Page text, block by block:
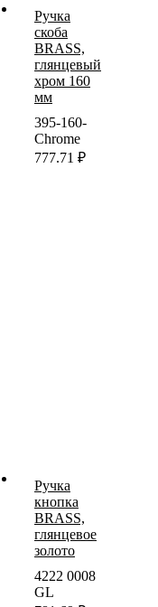
Ручка
скоба
BRASS,
глянцевый
хром 160
мм
395-160-
Chrome
777.71 ₽
Ручка
кнопка
BRASS,
глянцевое
золото
4222 0008
GL